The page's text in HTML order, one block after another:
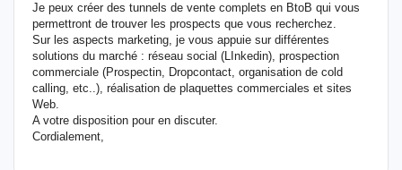
Je peux créer des tunnels de vente complets en BtoB qui vous
permettront de trouver les prospects que vous recherchez.
Sur les aspects marketing, je vous appuie sur différentes
solutions du marché : réseau social (LInkedin), prospection
commerciale (Prospectin, Dropcontact, organisation de cold
calling, etc..), réalisation de plaquettes commerciales et sites
Web.
A votre disposition pour en discuter.
Cordialement,